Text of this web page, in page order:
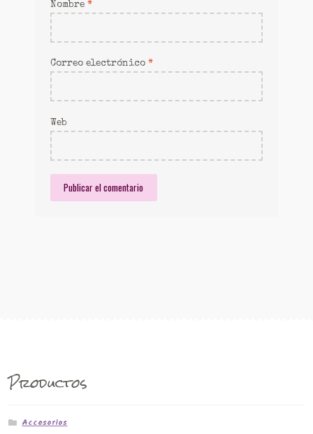
Nombre *
Correo electrónico *
Web
Productos
Accesorios